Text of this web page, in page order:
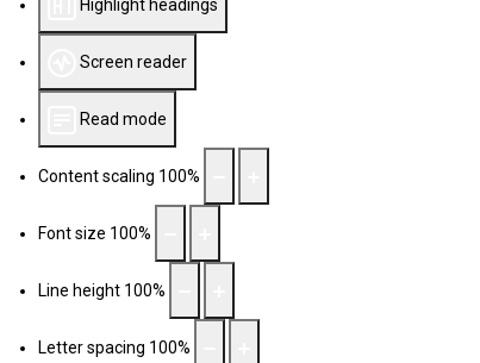
Highlight headings
Screen reader
Read mode
Content scaling 100%
Font size 100%
Line height 100%
Letter spacing 100%